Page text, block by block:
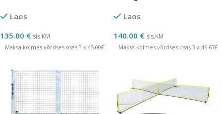
Laos
135.00 € sis.KM
Maksa kolmes võrdses osas 3 x 45.00€
Laos
140.00 € sis.KM
Maksa kolmes võrdses osas 3 x 46.67€